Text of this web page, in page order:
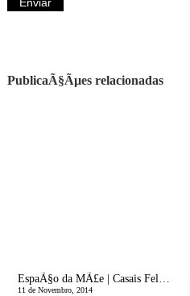
PublicaÃ§Ãµes relacionadas
EspaÃ§o da MÃ£e | Casais Felizes = FamÃ­lias Felizes
11 de Novembro, 2014